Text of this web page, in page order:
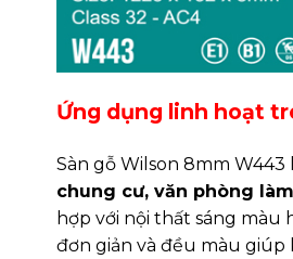
Ứng dụng linh hoạt
Sàn gỗ Wilson 8mm
chung cư, văn phòng
hợp với nội thất sáng màu
đơn giản và đều màu